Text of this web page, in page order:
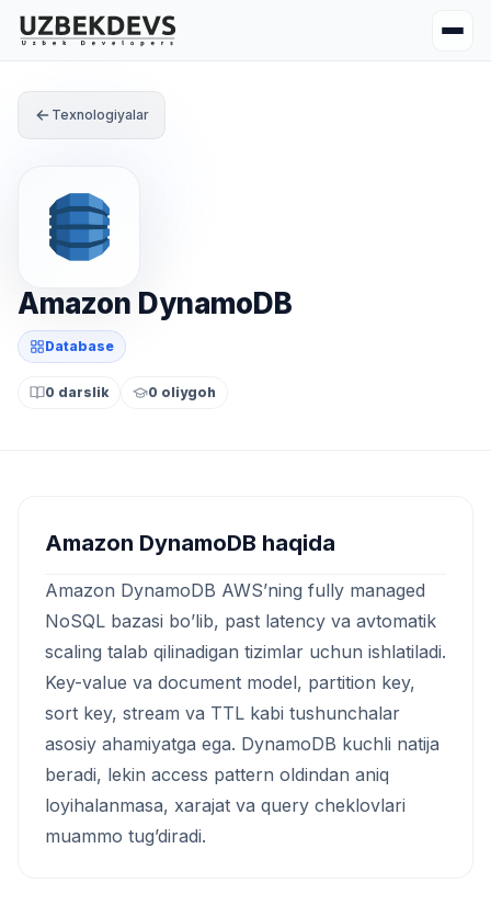
Texnologiyalar
Amazon DynamoDB
Database
0 darslik 0 oliygoh
Amazon DynamoDB haqida
Amazon DynamoDB AWS’ning fully managed
NoSQL bazasi bo’lib, past latency va avtomatik
scaling talab qilinadigan tizimlar uchun ishlatiladi.
Key-value va document model, partition key,
sort key, stream va TTL kabi tushunchalar
asosiy ahamiyatga ega. DynamoDB kuchli natija
beradi, lekin access pattern oldindan aniq
loyihalanmasa, xarajat va query cheklovlari
muammo tug’diradi.